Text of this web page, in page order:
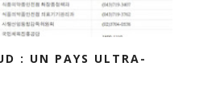
: UN PAYS ULTRA-